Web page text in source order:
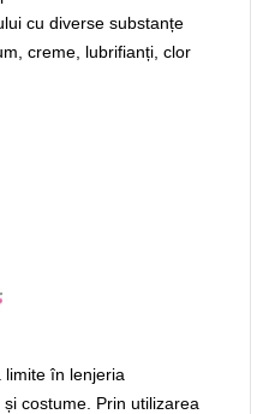
cu diverse substanțe
creme, lubrifianți, clor
limite în lenjeria
costume. Prin utilizarea